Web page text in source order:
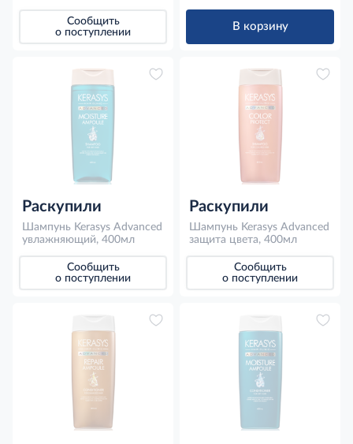
Сообщить
о поступлении
В корзину
Раскупили
Шампунь Kerasys Advanced
увлажняющий, 400мл
Сообщить
о поступлении
Раскупили
Шампунь Kerasys Advanced
защита цвета, 400мл
Сообщить
о поступлении